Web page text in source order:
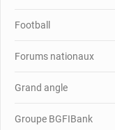
Football
Forums nationaux
Grand angle
Groupe BGFIBank